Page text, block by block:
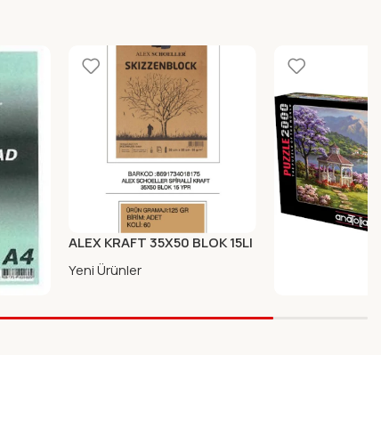
ALEX KRAFT 35X50 BLOK 15LI
Yeni Ürünler